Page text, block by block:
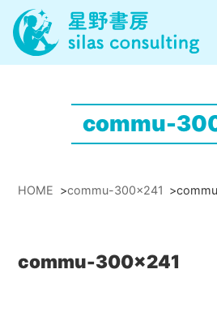
commu-
HOME >commu-300x241 >
commu-300x241